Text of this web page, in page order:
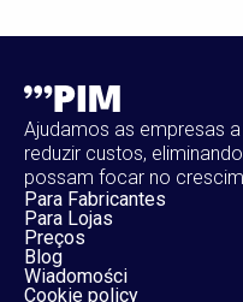
Ajudamos as empresas
reduzir custos,
possam focar no
Para Fabricantes
Para Lojas
Preços
Blog
Wiadomości
Cookie policy